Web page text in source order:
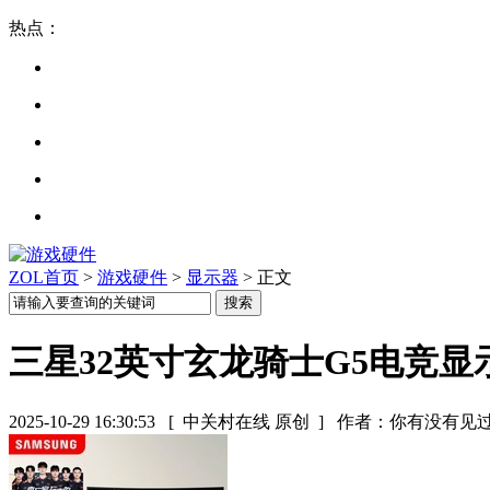
热点：
ZOL首页 > 游戏硬件 > 显示器 > 正文
三星32英寸玄龙骑士G5电竞显
2025-10-29 16:30:53 [ 中关村在线 原创 ] 作者：你有没有见